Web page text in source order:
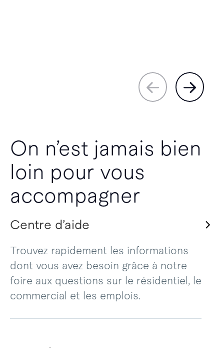
On n’est jamais bien
loin pour vous
accompagner
Centre d’aide
Trouvez rapidement les informations
dont vous avez besoin grâce à notre
foire aux questions sur le résidentiel, le
commercial et les emplois.